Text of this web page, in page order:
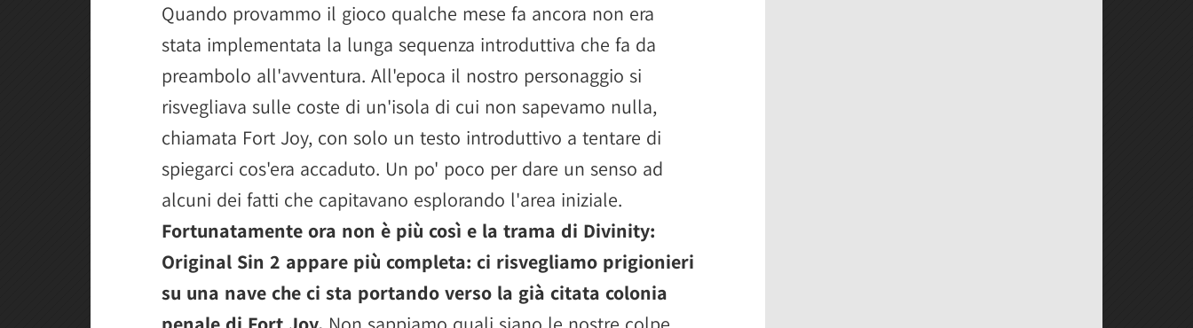
Quando provammo il gioco qualche mese fa ancora non era
stata implementata la lunga sequenza introduttiva che fa da
preambolo all'avventura. All'epoca il nostro personaggio si
risvegliava sulle coste di un'isola di cui non sapevamo nulla,
chiamata Fort Joy, con solo un testo introduttivo a tentare di
spiegarci cos'era accaduto. Un po' poco per dare un senso ad
alcuni dei fatti che capitavano esplorando l'area iniziale.
Fortunatamente ora non è più così e la trama di Divinity:
Original Sin 2 appare più completa: ci risvegliamo prigionieri
su una nave che ci sta portando verso la già citata colonia